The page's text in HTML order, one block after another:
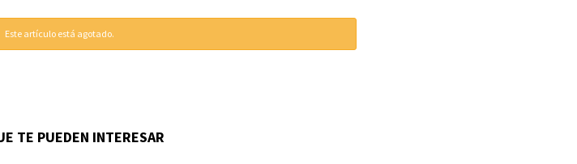
Este artículo está agotado.
TE PUEDEN INTERESAR